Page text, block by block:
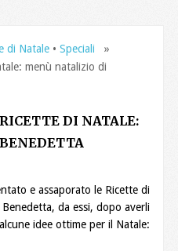
di Natale •Speciali »
menù natalizio di
DI NATALE:
e assaporato le Ricette di
da essi, dopo averli
idee ottime per il Natale: